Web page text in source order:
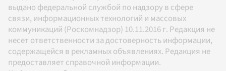
выдано федеральной службой по надзору в сфере
связи, информационных технологий и массовых
коммуникаций (Роскомнадзор) 10.11.2016 г. Редакция не
несет ответственности за достоверность информации,
содержащейся в рекламных объявлениях. Редакция не
предоставляет справочной информации.